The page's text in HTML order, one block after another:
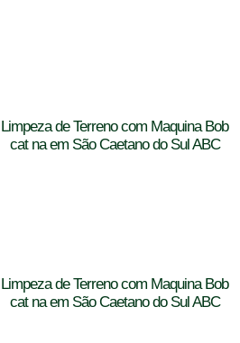
Limpeza de Terreno com Maquina Bob
cat na em São Caetano do Sul ABC
Limpeza de Terreno com Maquina Bob
cat na em São Caetano do Sul ABC